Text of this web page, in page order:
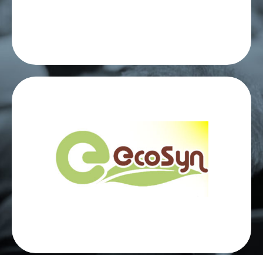
Un engagement aurpès
de structures locales
En collaborant avec le réseau Ecosyn, une
initiative en Bourgogne qui regroupe des
entreprises dédiées à l'écologie, nous